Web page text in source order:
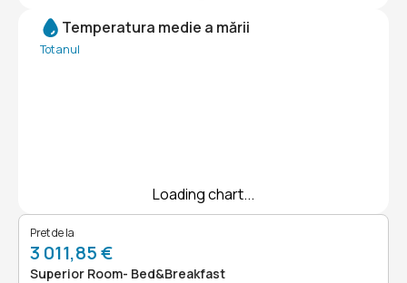
Temperatura medie a mării
Tot anul
Loading chart...
Pret de la
3 011,85 €
Superior Room- Bed&Breakfast